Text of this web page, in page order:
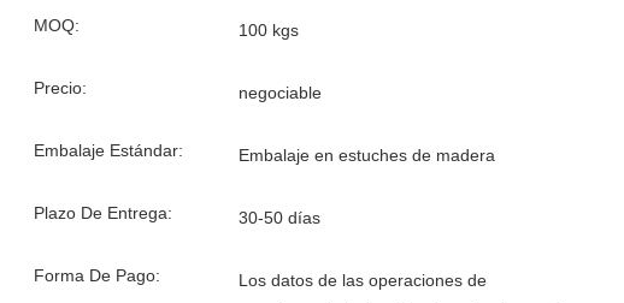
MOQ: 100 kgs
Precio: negociable
Embalaje Estándar: Embalaje en estuches de madera
Plazo De Entrega: 30-50 días
Forma De Pago:
Los datos de las operaciones de